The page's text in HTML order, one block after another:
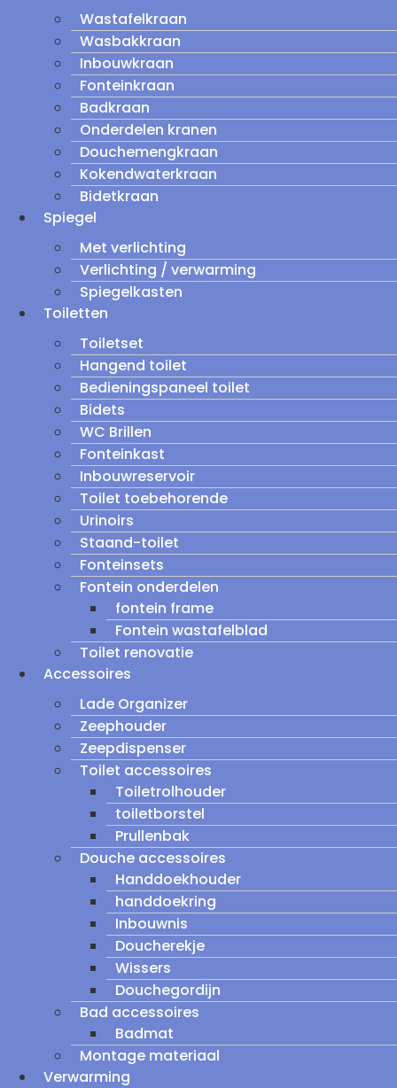
Wastafelkraan
Wasbakkraan
Inbouwkraan
Fonteinkraan
Badkraan
Onderdelen kranen
Douchemengkraan
Kokendwaterkraan
Bidetkraan
Spiegel
Met verlichting
Verlichting / verwarming
Spiegelkasten
Toiletten
Toiletset
Hangend toilet
Bedieningspaneel toilet
Bidets
WC Brillen
Fonteinkast
Inbouwreservoir
Toilet toebehorende
Urinoirs
Staand-toilet
Fonteinsets
Fontein onderdelen
fontein frame
Fontein wastafelblad
Toilet renovatie
Accessoires
Lade Organizer
Zeephouder
Zeepdispenser
Toilet accessoires
Toiletrolhouder
toiletborstel
Prullenbak
Douche accessoires
Handdoekhouder
handdoekring
Inbouwnis
Doucherekje
Wissers
Douchegordijn
Bad accessoires
Badmat
Montage materiaal
Verwarming